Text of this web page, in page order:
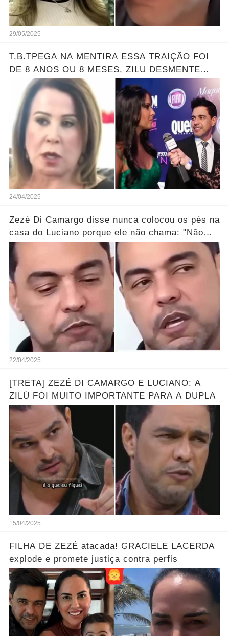
29/05/2025
T.B.TPEGA NA MENTIRA ESSA TRAIÇÃO FOI
DE 8 ANOS OU 8 MESES, ZILU DESMENTE
ZEZE E GRACIELE LACERDA
24/04/2025
Zezé Di Camargo disse nunca colocou os pés na
casa do Luciano porque ele não chama: "Não
gosta de mi porque traí Zilu..."
22/04/2025
[TRETA] ZEZÉ DI CAMARGO E LUCIANO: A
ZILÚ FOI MUITO IMPORTANTE PARA A DUPLA
15/04/2025
FILHA DE ZEZÉ atacada! GRACIELE LACERDA
explode e promete justiça contra perfis